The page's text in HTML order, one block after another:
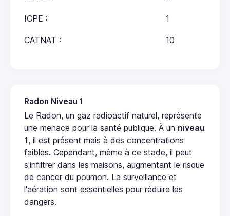
ICPE : 1
CATNAT : 10
Radon Niveau 1
Le Radon, un gaz radioactif naturel, représente
une menace pour la santé publique. À un niveau
1, il est présent mais à des concentrations
faibles. Cependant, même à ce stade, il peut
s'infiltrer dans les maisons, augmentant le risque
de cancer du poumon. La surveillance et
l'aération sont essentielles pour réduire les
dangers.